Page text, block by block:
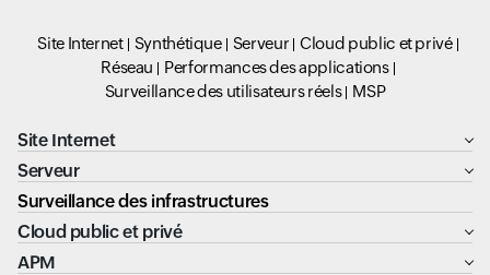
Site Internet Synthétique Serveur
Cloud public et privé
Réseau
Performances des applications
Surveillance des utilisateurs réels
MSP
Site Internet
Serveur
Surveillance des infrastructures
Cloud public et privé
APM